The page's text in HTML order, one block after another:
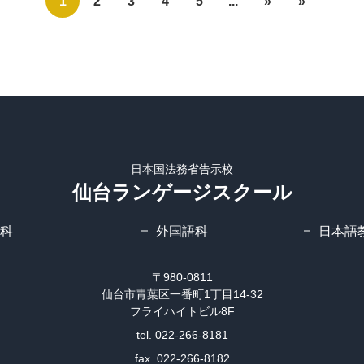
日本国法務省告示校
仙台ランゲージスクール
外国語科 日本語
〒980-0811
仙台市青葉区一番町1丁目14-32
フライハイトビル8F
tel. 022-266-8181
fax. 022-266-8182